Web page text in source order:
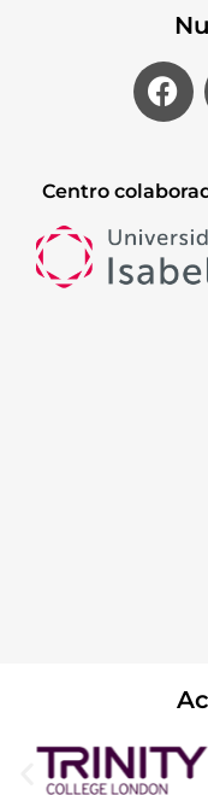
Centro